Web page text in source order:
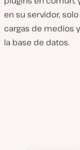
en su servidor,
cargas de medios
la base de datos.